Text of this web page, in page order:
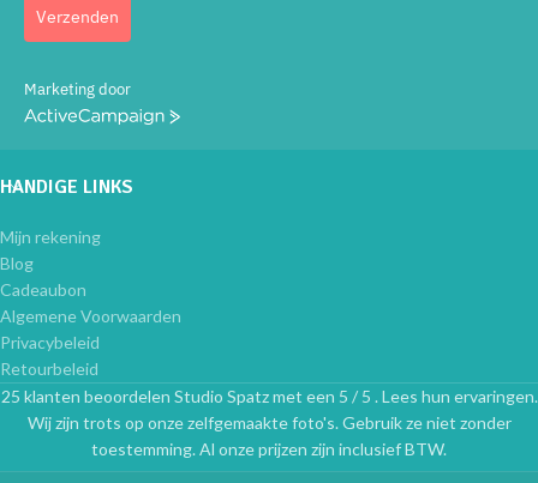
Verzenden
Marketing door
ActiveCampaign
HANDIGE LINKS
Mijn rekening
Blog
Cadeaubon
Algemene Voorwaarden
Privacybeleid
Retourbeleid
25 klanten beoordelen Studio Spatz met een 5 / 5 . Lees hun ervaringen.
Wij zijn trots op onze zelfgemaakte foto's. Gebruik ze niet zonder
toestemming. Al onze prijzen zijn inclusief BTW.